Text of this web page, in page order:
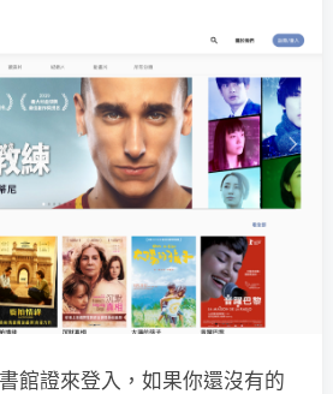
館證來登入，如果你還沒有的